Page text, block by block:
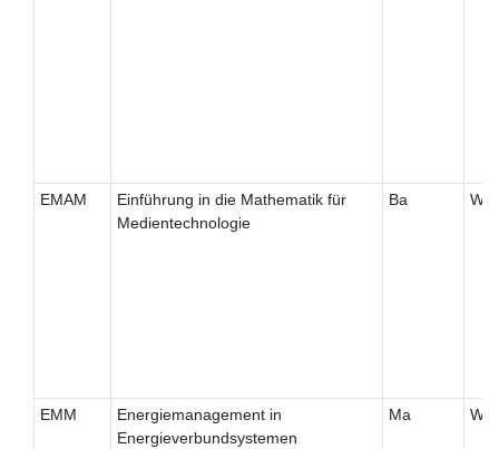
EMAM
Einführung in die Mathematik für
Medientechnologie
Ba W
EMM
Energiemanagement in
Energieverbundsystemen
Ma W